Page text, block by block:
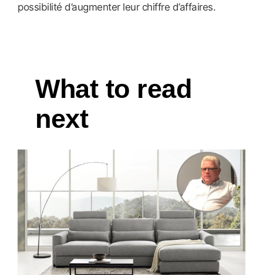
possibilité d’augmenter leur chiffre d’affaires.
What to read
next